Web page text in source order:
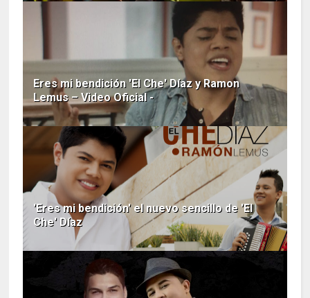
Eres mi bendición 'El Che' Díaz y Ramon
Lemus – Video Oficial -
'Eres mi bendición' el nuevo sencillo de 'El
Che' Díaz